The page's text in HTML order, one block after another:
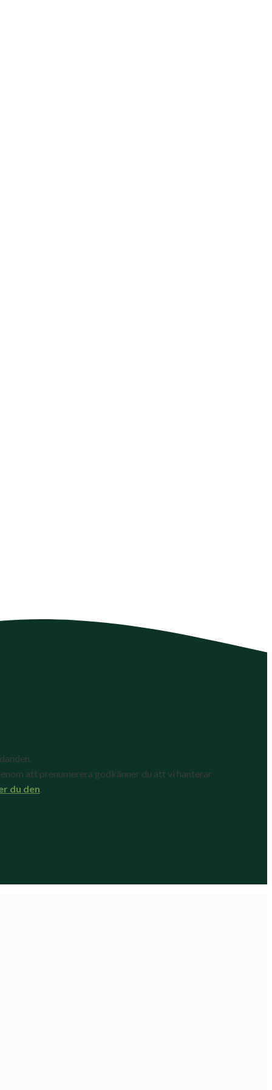
att prenumerera godkänner du att vi hanterar
du den